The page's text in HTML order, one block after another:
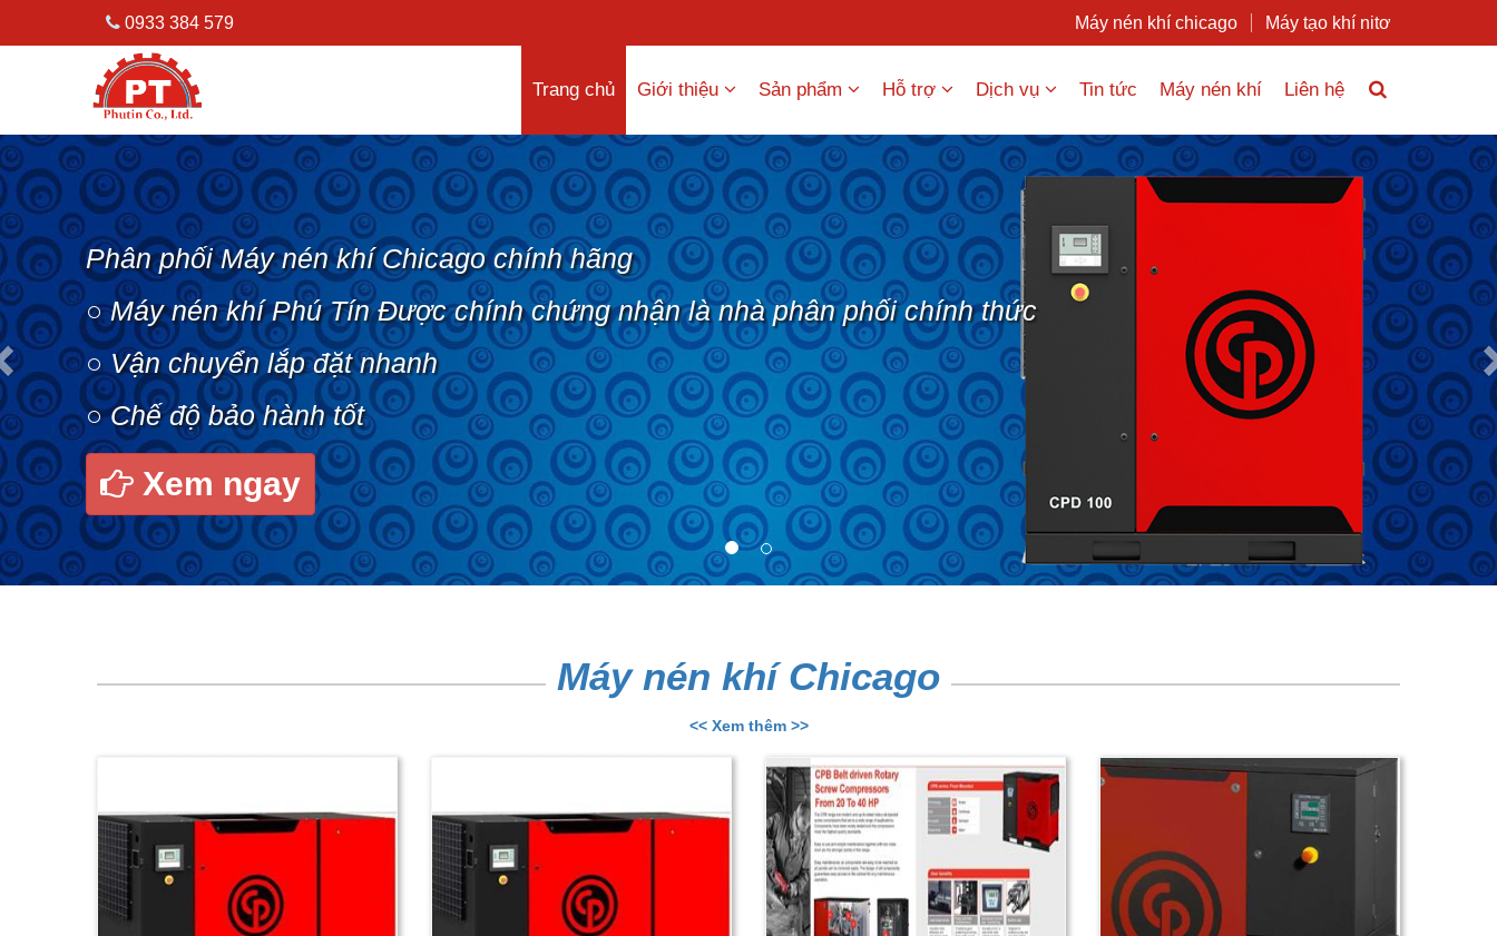
0933 384 579 Máy nén khí chicago Máy tạo khí nitơ
Trang chủ Giới thiệu Sản phẩm Hỗ trợ Dịch vụ Tin tức Máy nén khí Liên hệ
Phân phối Máy nén khí Chicago chính hãng
○ Máy nén khí Phú Tín Được chính chứng nhận là nhà phân phối chính thức
○ Vận chuyển lắp đặt nhanh
○ Chế độ bảo hành tốt
Xem ngay
Previous
Máy nén khí Chicago
<< Xem thêm >>